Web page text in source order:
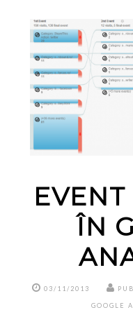
ÎN
03/11/2013
GOOGLE